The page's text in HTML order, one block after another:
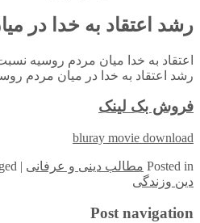
رشد اعتقاد به خدا در
اعتقاد به خدا میان مردم روسیه نسبت به اوایل
رشد اعتقاد به خدا در میان مردم
فروش بک لینک
bluray movie download
Posted in مطالب دینی و عرفانی |
دین وزندگی
Post navigation